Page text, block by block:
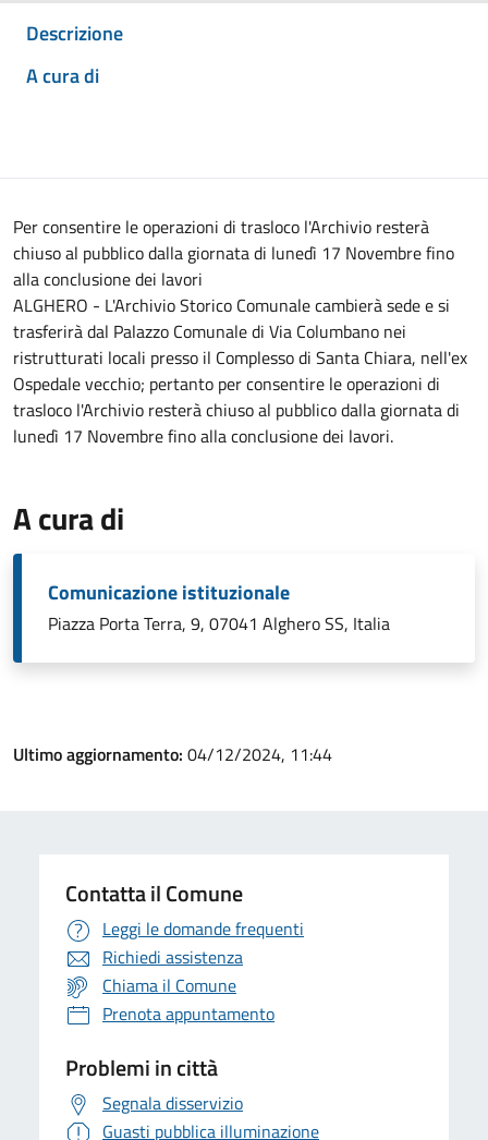
Descrizione
A cura di
Per consentire le operazioni di trasloco l'Archivio resterà
chiuso al pubblico dalla giornata di lunedì 17 Novembre fino
alla conclusione dei lavori
ALGHERO - L'Archivio Storico Comunale cambierà sede e si
trasferirà dal Palazzo Comunale di Via Columbano nei
ristrutturati locali presso il Complesso di Santa Chiara, nell'ex
Ospedale vecchio; pertanto per consentire le operazioni di
trasloco l'Archivio resterà chiuso al pubblico dalla giornata di
lunedì 17 Novembre fino alla conclusione dei lavori.
A cura di
Comunicazione istituzionale
Piazza Porta Terra, 9, 07041 Alghero SS, Italia
Ultimo aggiornamento: 04/12/2024, 11:44
Contatta il Comune
Leggi le domande frequenti
Richiedi assistenza
Chiama il Comune
Prenota appuntamento
Problemi in città
Segnala disservizio
Guasti pubblica illuminazione